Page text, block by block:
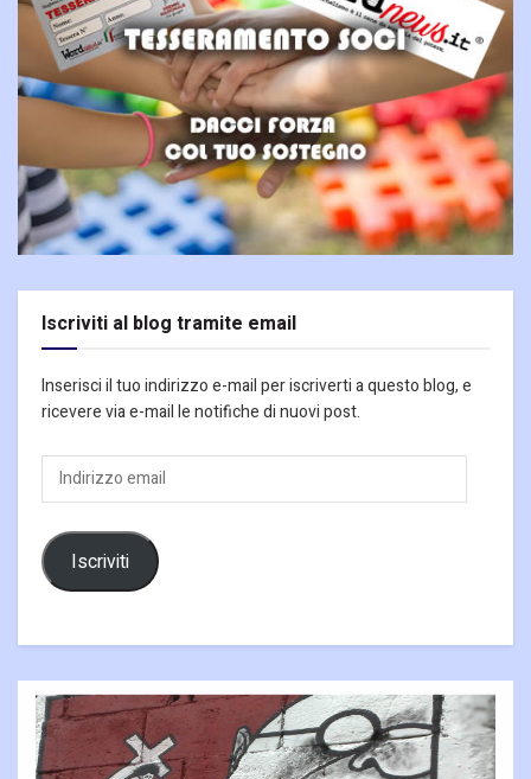
Iscriviti al blog tramite email
Inserisci il tuo indirizzo e-mail per iscriverti a questo blog, e
ricevere via e-mail le notifiche di nuovi post.
Indirizzo
email
Iscriviti